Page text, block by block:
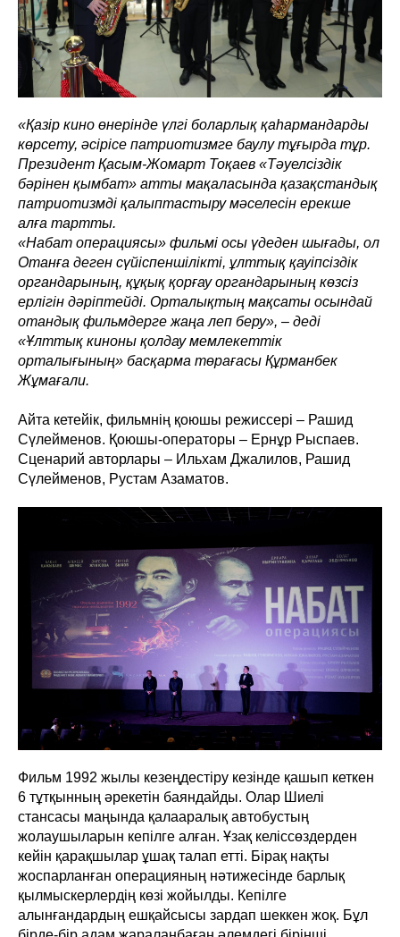
«Қазір кино өнерінде үлгі боларлық қаһармандарды
көрсету, әсірісе патриотизмге баулу тұғырда тұр.
Президент Қасым-Жомарт Тоқаев «Тәуелсіздік
бәрінен қымбат» атты мақаласында қазақстандық
патриотизмді қалыптастыру мәселесін ерекше
алға тартты.
«Набат операциясы» фильмі осы үдеден шығады, ол
Отанға деген сүйіспеншілікті, ұлттық қауіпсіздік
органдарының, құқық қорғау органдарының көзсіз
ерлігін дәріптейді. Орталықтың мақсаты осындай
отандық фильмдерге жаңа леп беру», – деді
«Ұлттық киноны қолдау мемлекеттік
орталығының» басқарма төрағасы Құрманбек
Жұмағали.
Айта кетейік, фильмнің қоюшы режиссері – Рашид
Сүлейменов. Қоюшы-операторы – Ернұр Рыспаев.
Сценарий авторлары – Ильхам Джалилов, Рашид
Сүлейменов, Рустам Азаматов.
Фильм 1992 жылы кезеңдестіру кезінде қашып кеткен
6 тұтқынның әрекетін баяндайды. Олар Шиелі
стансасы маңында қалааралық автобустың
жолаушыларын кепілге алған. Ұзақ келіссөздерден
кейін қарақшылар ұшақ талап етті. Бірақ нақты
жоспарланған операцияның нәтижесінде барлық
қылмыскерлердің көзі жойылды. Кепілге
алынғандардың ешқайсысы зардап шеккен жоқ. Бұл